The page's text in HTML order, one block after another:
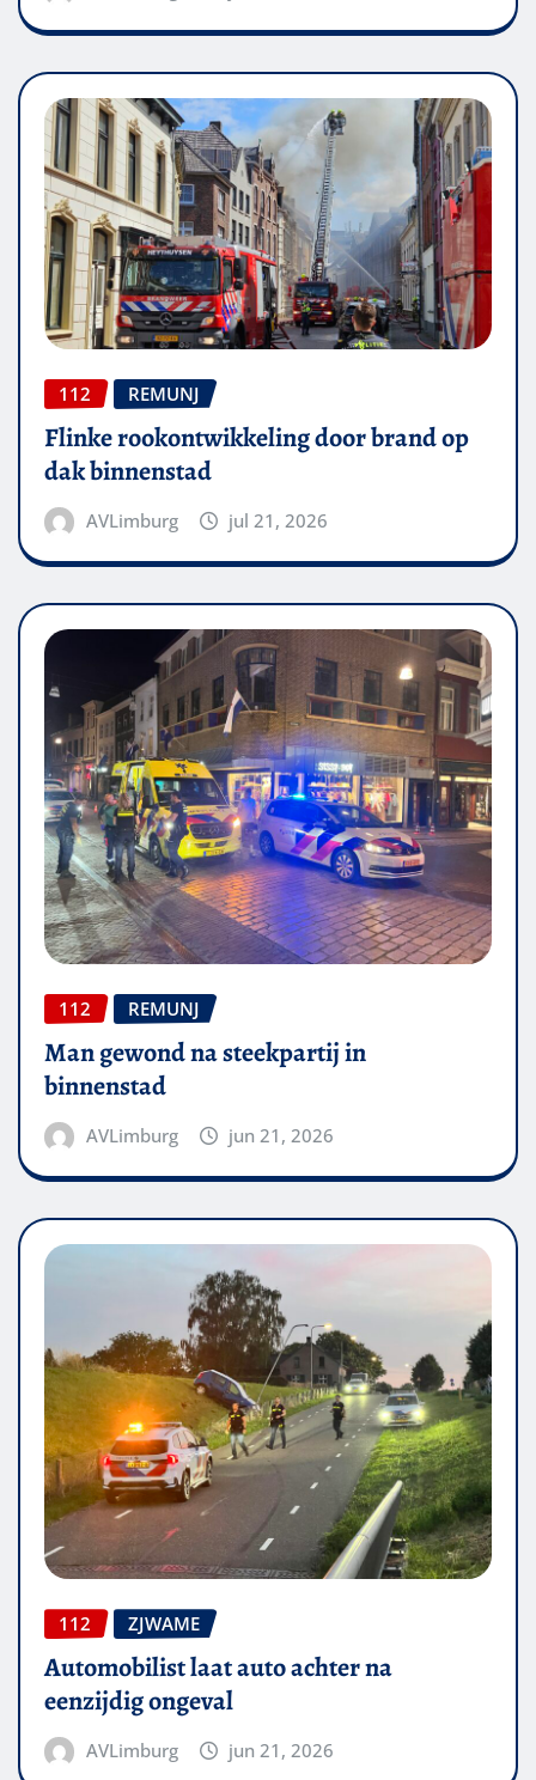
112 REMUNJ
Flinke rookontwikkeling door brand op
dak binnenstad
AVLimburg jul 21, 2026
112 REMUNJ
Man gewond na steekpartij in
binnenstad
AVLimburg jun 21, 2026
112 ZJWAME
Automobilist laat auto achter na
eenzijdig ongeval
AVLimburg jun 21, 2026